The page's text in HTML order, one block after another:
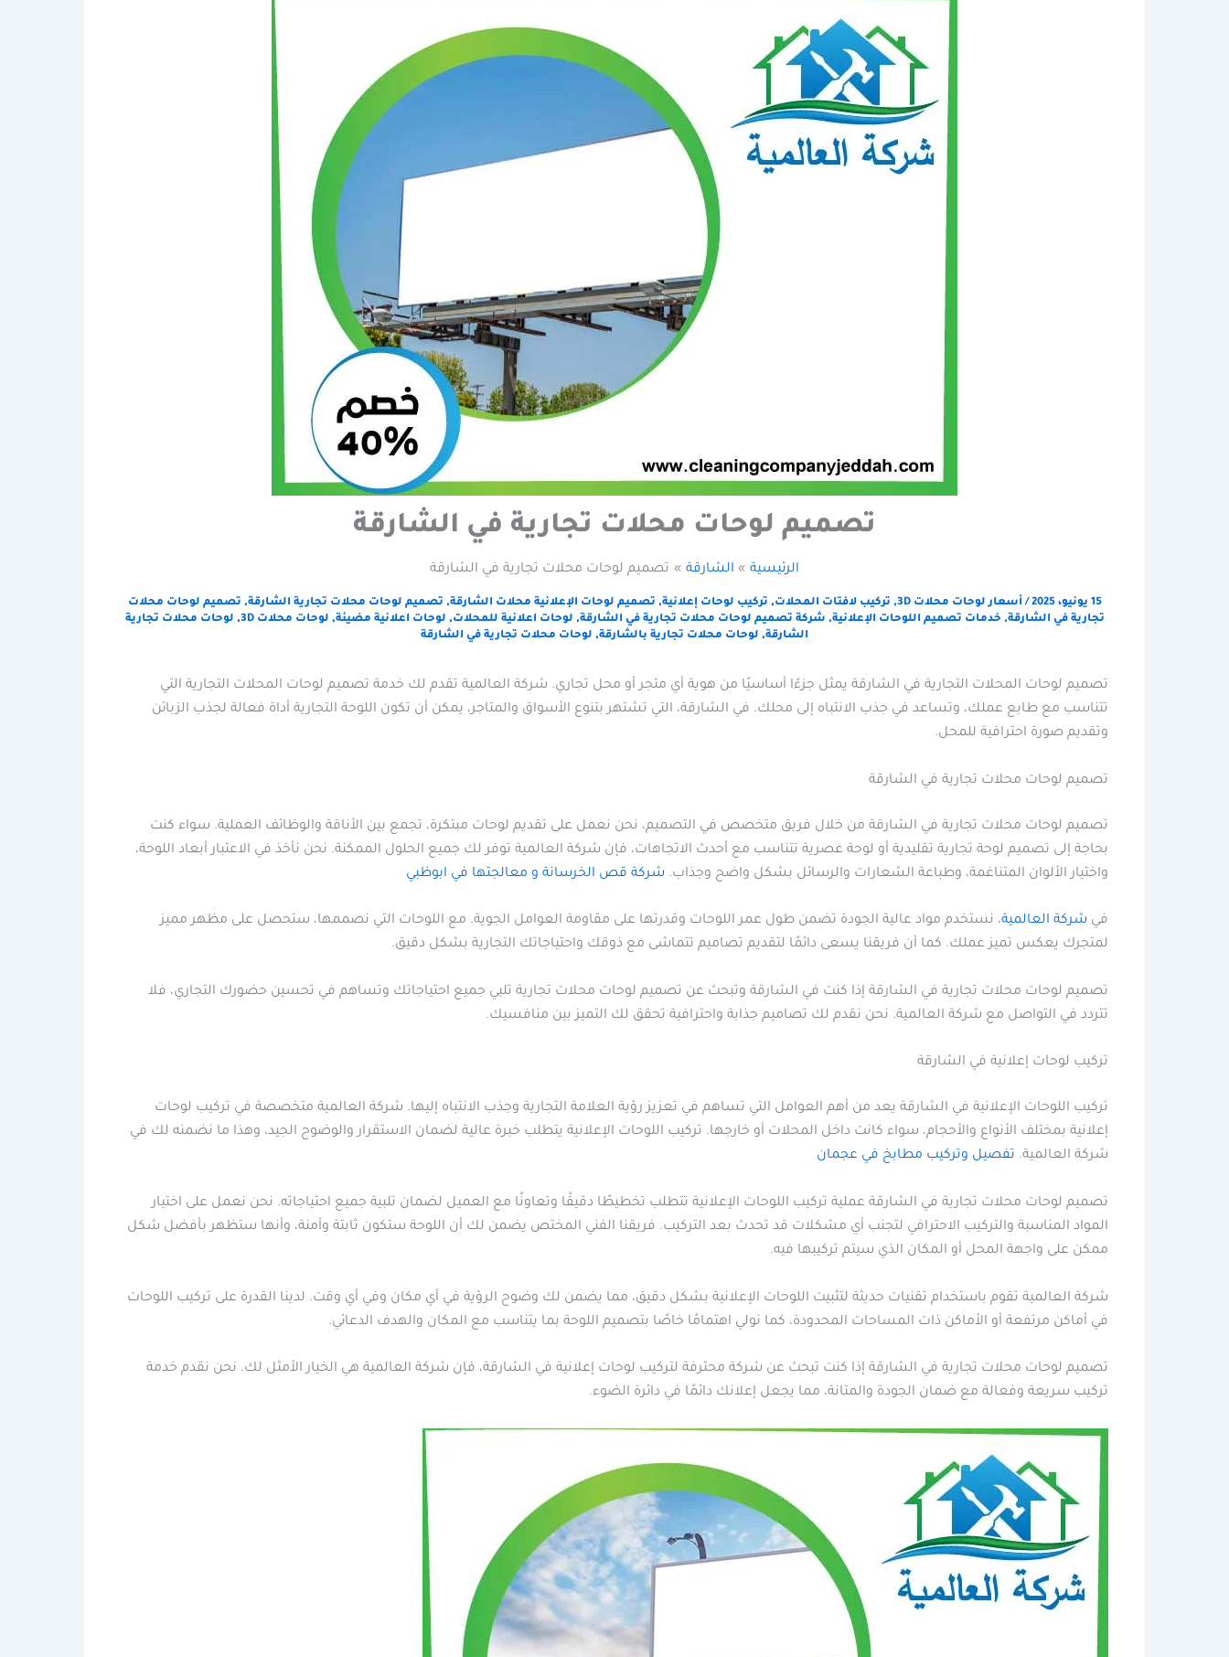
تصميم لوحات محلات تجارية في الشارقة
الرئيسية الشارقة تصميم لوحات محلات تجارية في الشارقة
15 يونيو، 2025 / أسعار لوحات محلات 3D , تركيب لافتات المحلات, تركيب لوحات إعلانية, تصميم لوحات الإعلانية محلات الشارقة, تصميم لوحات محلات تجارية الشارقة, تصميم لوحات محلات
تجارية في الشارقة, خدمات تصميم اللوحات الإعلانية, شركة تصميم لوحات محلات تجارية في الشارقة, لوحات اعلانية للمحلات, لوحات اعلانية مضيئة, لوحات محلات 3D , لوحات محلات تجارية
الشارقة, لوحات محلات تجارية بالشارقة, لوحات محلات تجارية في الشارقة
تصميم لوحات المحلات التجارية في الشارقة يمثل جزءًا أساسيًا من هوية أي متجر أو محل تجاري. شركة العالمية تقدم لك خدمة تصميم لوحات المحلات التجارية التي
تتناسب مع طابع عملك، وتساعد في جذب الانتباه إلى محلك. في الشارقة، التي تشتهر بتنوع الأسواق والمتاجر، يمكن أن تكون اللوحة التجارية أداة فعالة لجذب الزبائن
وتقديم صورة احترافية للمحل.
تصميم لوحات محلات تجارية في الشارقة
تصميم لوحات محلات تجارية في الشارقة من خلال فريق متخصص في التصميم، نحن نعمل على تقديم لوحات مبتكرة، تجمع بين الأناقة والوظائف العملية. سواء كنت
بحاجة إلى تصميم لوحة تجارية تقليدية أو لوحة عصرية تتناسب مع أحدث الاتجاهات، فإن شركة العالمية توفر لك جميع الحلول الممكنة. نحن نأخذ في الاعتبار أبعاد اللوحة،
واختيار الألوان المتناغمة، وطباعة الشعارات والرسائل بشكل واضح وجذاب. شركة قص الخرسانة و معالجتها في ابوظبي
في شركة العالمية، نستخدم مواد عالية الجودة تضمن طول عمر اللوحات وقدرتها على مقاومة العوامل الجوية. مع اللوحات التي نصممها، ستحصل على مظهر مميز
لمتجرك يعكس تميز عملك. كما أن فريقنا يسعى دائمًا لتقديم تصاميم تتماشى مع ذوقك واحتياجاتك التجارية بشكل دقيق.
تصميم لوحات محلات تجارية في الشارقة إذا كنت في الشارقة وتبحث عن تصميم لوحات محلات تجارية تلبي جميع احتياجاتك وتساهم في تحسين حضورك التجاري، فلا
تتردد في التواصل مع شركة العالمية. نحن نقدم لك تصاميم جذابة واحترافية تحقق لك التميز بين منافسيك.
تركيب لوحات إعلانية في الشارقة
تركيب اللوحات الإعلانية في الشارقة يعد من أهم العوامل التي تساهم في تعزيز رؤية العلامة التجارية وجذب الانتباه إليها. شركة العالمية متخصصة في تركيب لوحات
إعلانية بمختلف الأنواع والأحجام، سواء كانت داخل المحلات أو خارجها. تركيب اللوحات الإعلانية يتطلب خبرة عالية لضمان الاستقرار والوضوح الجيد، وهذا ما نضمنه لك في
شركة العالمية. تفصيل وتركيب مطابخ في عجمان
تصميم لوحات محلات تجارية في الشارقة عملية تركيب اللوحات الإعلانية تتطلب تخطيطًا دقيقًا وتعاونًا مع العميل لضمان تلبية جميع احتياجاته. نحن نعمل على اختيار
المواد المناسبة والتركيب الاحترافي لتجنب أي مشكلات قد تحدث بعد التركيب. فريقنا الفني المختص يضمن لك أن اللوحة ستكون ثابتة وآمنة، وأنها ستظهر بأفضل شكل
ممكن على واجهة المحل أو المكان الذي سيتم تركيبها فيه.
شركة العالمية تقوم باستخدام تقنيات حديثة لتثبيت اللوحات الإعلانية بشكل دقيق، مما يضمن لك وضوح الرؤية في أي مكان وفي أي وقت. لدينا القدرة على تركيب اللوحات
في أماكن مرتفعة أو الأماكن ذات المساحات المحدودة، كما نولي اهتمامًا خاصًا بتصميم اللوحة بما يتناسب مع المكان والهدف الدعائي.
تصميم لوحات محلات تجارية في الشارقة إذا كنت تبحث عن شركة محترفة لتركيب لوحات إعلانية في الشارقة، فإن شركة العالمية هي الخيار الأمثل لك. نحن نقدم خدمة
تركيب سريعة وفعالة مع ضمان الجودة والمتانة، مما يجعل إعلانك دائمًا في دائرة الضوء.